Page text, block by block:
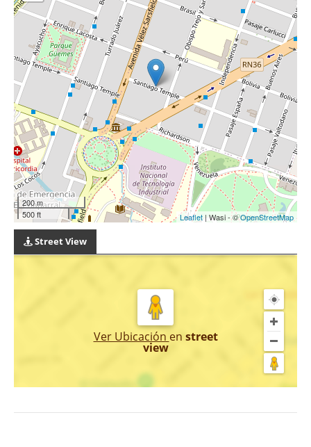
200 m
500 ft
Leaflet | Wasi - ©OpenStreetMap
Street View
Ver Ubicación en street
view